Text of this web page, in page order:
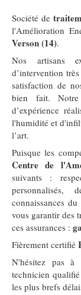
Société de
l'Amélioration
Verson (14).
Nos artisans
d’intervention
satisfaction de
bien fait. Notre
d’expérience
l'humidité et
l’art.
Puisque les
Centre de
suivants :
personnalisés,
connaissances
vous garantir des
ces assurances :
Fièrement certifié
N'hésitez pas
technicien
les plus brefs